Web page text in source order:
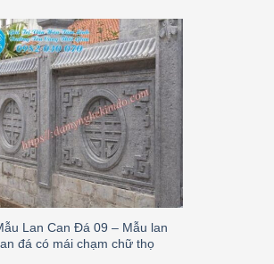
Lan Can Đá 09 – Mẫu lan
đá có mái chạm chữ thọ